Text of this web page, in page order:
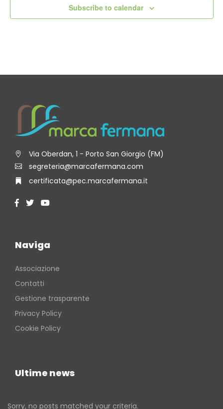
Subscribe to calendar
Via Oberdan, 1 - Porto San Giorgio (FM)
segreteria@marcafermana.com
certificata@pec.marcafermana.it
Naviga
Associazione
Contatti
Gestione trasparente
Privacy Policy
Cookie Policy
Ultime news
Sorry, no posts matched your criteria.